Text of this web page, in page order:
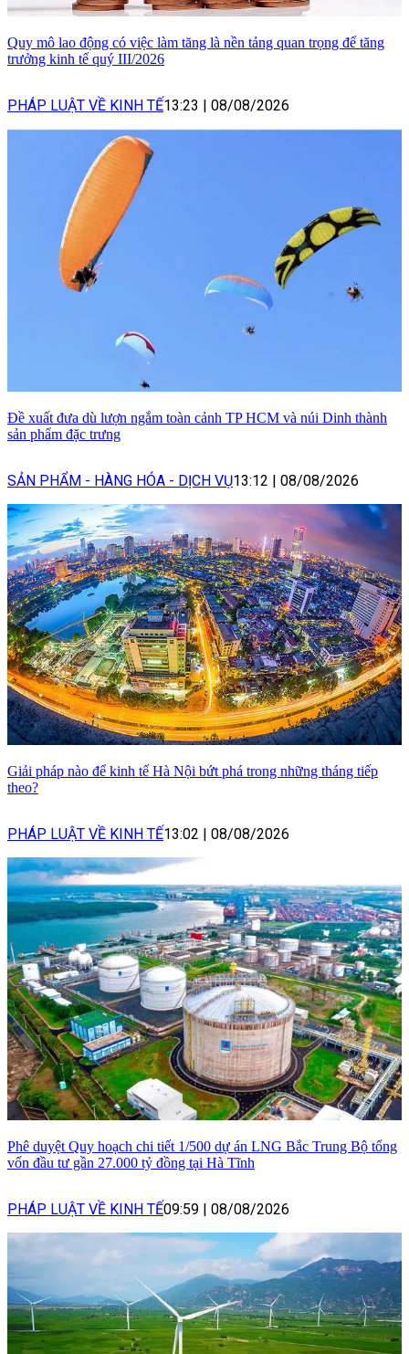
Quy mô lao động có việc làm tăng là nền tảng quan trọng để tăng
trưởng kinh tế quý III/2026
PHÁP LUẬT VỀ KINH TẾ13:23 08/08/2026
Đề xuất đưa dù lượn ngắm toàn cảnh TP HCM và núi Dinh thành
sản phẩm đặc trưng
SẢN PHẨM - HÀNG HÓA - DỊCH VỤ13:12 08/08/2026
Giải pháp nào để kinh tế Hà Nội bứt phá trong những tháng tiếp
theo?
PHÁP LUẬT VỀ KINH TẾ13:02 | 08/08/2026
Phê duyệt Quy hoạch chi tiết 1/500 dự án LNG Bắc Trung Bộ tổng
vốn đầu tư gần 27.000 tỷ đồng tại Hà Tĩnh
PHÁP LUẬT VỀ KINH TẾ09:59 | 08/08/2026